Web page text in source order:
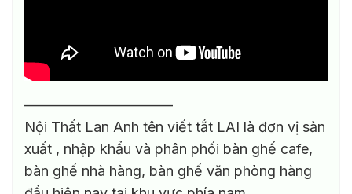
——————————–
Nội Thất Lan Anh tên viết tắt LAI là đơn vị sản
xuất , nhập khẩu và phân phối bàn ghế cafe,
bàn ghế nhà hàng, bàn ghế văn phòng hàng